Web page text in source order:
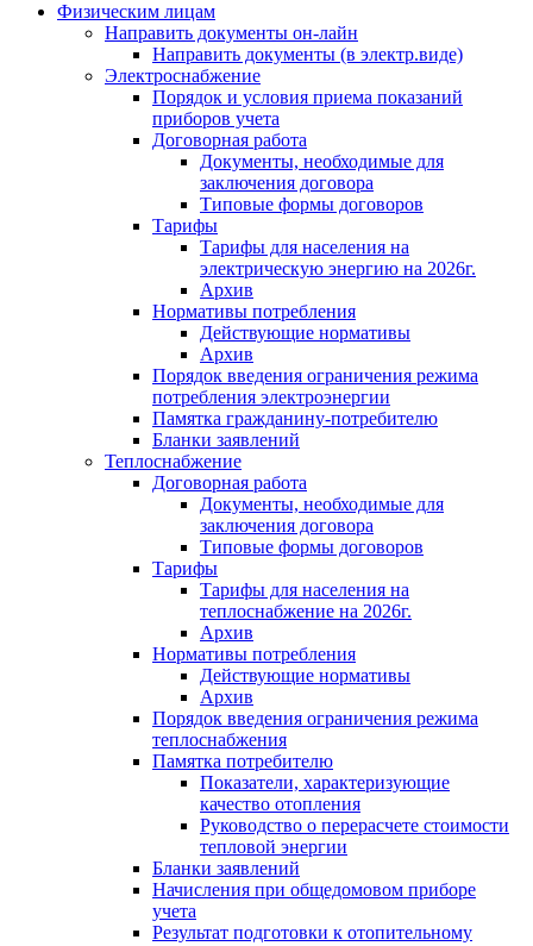
Физическим лицам
Направить документы он-лайн
Направить документы (в электр.виде)
Электроснабжение
Порядок и условия приема показаний
приборов учета
Договорная работа
Документы, необходимые для
заключения договора
Типовые формы договоров
Тарифы
Тарифы для населения на
электрическую энергию на 2026г.
Архив
Нормативы потребления
Действующие нормативы
Архив
Порядок введения ограничения режима
потребления электроэнергии
Памятка гражданину-потребителю
Бланки заявлений
Теплоснабжение
Договорная работа
Документы, необходимые для
заключения договора
Типовые формы договоров
Тарифы
Тарифы для населения на
теплоснабжение на 2026г.
Архив
Нормативы потребления
Действующие нормативы
Архив
Порядок введения ограничения режима
теплоснабжения
Памятка потребителю
Показатели, характеризующие
качество отопления
Руководство о перерасчете стоимости
тепловой энергии
Бланки заявлений
Начисления при общедомовом приборе
учета
Результат подготовки к отопительному